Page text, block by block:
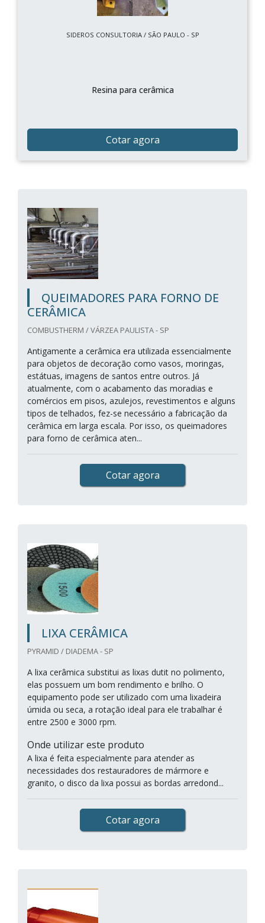
SIDEROS CONSULTORIA / SÃO PAULO - SP
Resina para cerâmica
Cotar agora
QUEIMADORES PARA FORNO DE
CERÂMICA
COMBUSTHERM / VÁRZEA PAULISTA - SP
Antigamente a cerâmica era utilizada essencialmente
para objetos de decoração como vasos, moringas,
estátuas, imagens de santos entre outros. Já
atualmente, com o acabamento das moradias e
comércios em pisos, azulejos, revestimentos e alguns
tipos de telhados, fez-se necessário a fabricação da
cerâmica em larga escala. Por isso, os queimadores
para forno de cerâmica aten...
Cotar agora
LIXA CERÂMICA
PYRAMID / DIADEMA - SP
A lixa cerâmica substitui as lixas dutit no polimento,
elas possuem um bom rendimento e brilho. O
equipamento pode ser utilizado com uma lixadeira
úmida ou seca, a rotação ideal para ele trabalhar é
entre 2500 e 3000 rpm.
Onde utilizar este produto
A lixa é feita especialmente para atender as
necessidades dos restauradores de mármore e
granito, o disco da lixa possui as bordas arredond...
Cotar agora